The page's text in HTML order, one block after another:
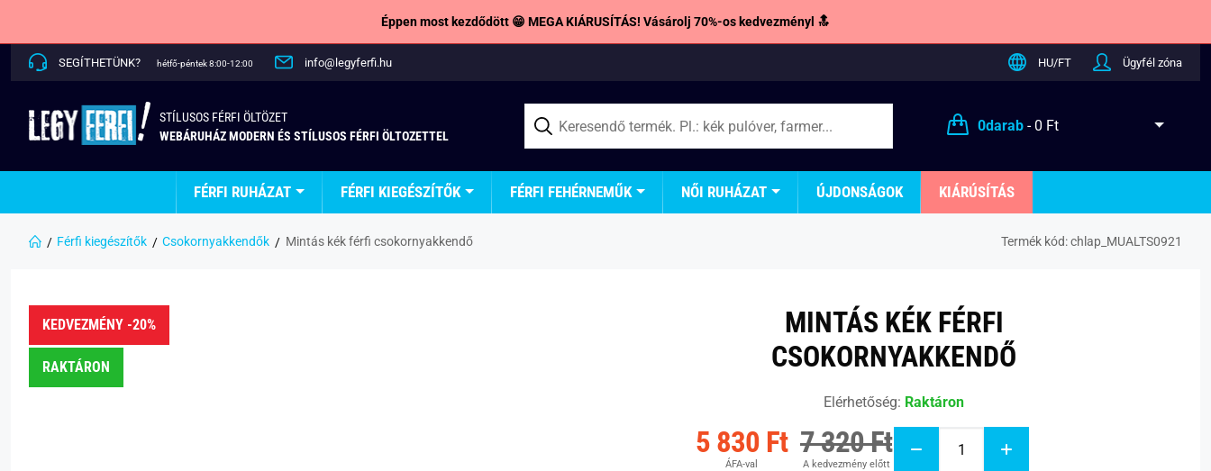
Éppen most kezdődött 😁 MEGA KIÁRUSÍTÁS! Vásárolj 70%-os kedvezményl 🔝
SEGÍTHETÜNK? hétfő-péntek 8:00-12:00 info@legyferfi.hu HU/FT Ügyfél zóna
STÍLUSOS FÉRFI ÖLTÖZET
WEBÁRUHÁZ MODERN ÉS STÍLUSOS FÉRFI ÖLTOZETTEL
0darab- 0 Ft
FÉRFI RUHÁZAT FÉRFI KIEGÉSZÍTŐK FÉRFI FEHÉRNEMŰK NŐI RUHÁZAT ÚJDONSÁGOK KIÁRÚSÍTÁS
Férfi kiegészítők Csokornyakkendők Mintás kék férfi csokornyakkendő Termék kód:chlap_MUALTS0921
KEDVEZMÉNY -20%
RAKTÁRON
MINTÁS KÉK FÉRFI
CSOKORNYAKKENDŐ
Elérhetőség: Raktáron
5 830 Ft
ÁFA-val
7 320 Ft
A kedvezmény előtt